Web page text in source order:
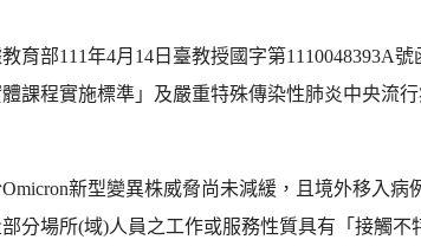
育部111年4月14日臺教授國字第1110048393A
課程實施標準」及嚴重特殊傳染性肺炎中央流
新型變異株威脅尚未減緩，且境外移入
分場所(域)人員之工作或服務性質具有「接觸